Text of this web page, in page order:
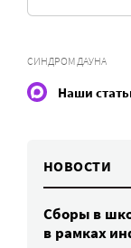
СИНДРОМ ДАУНА
Наши
НОВОСТИ
Сборы в
в рамках